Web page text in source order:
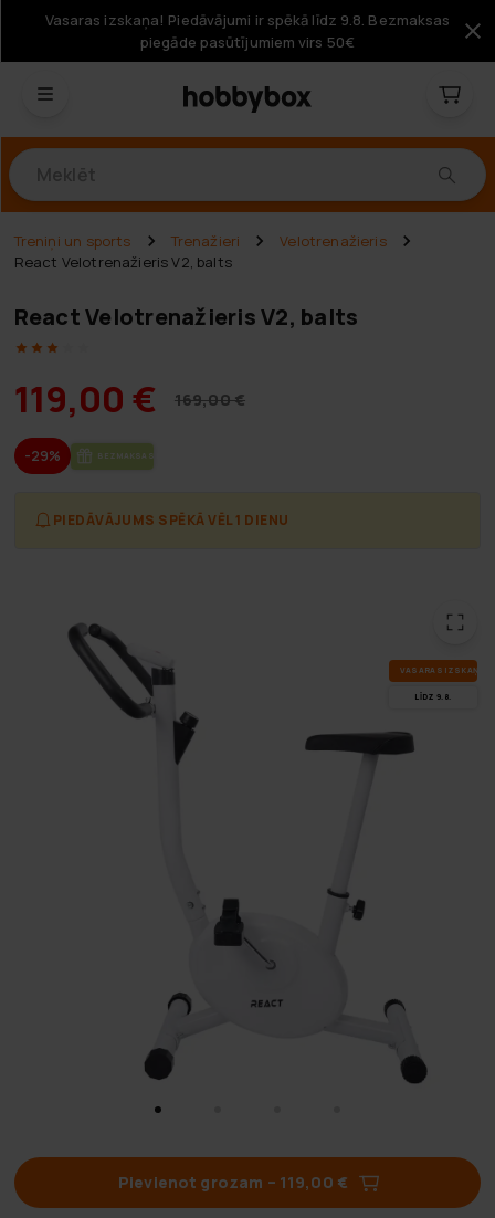
Vasaras izskaņa! Piedāvājumi ir spēkā līdz 9.8. Bezmaksas
piegāde pasūtījumiem virs 50€
Treniņi un sports Trenažieri
Velotrenažieris
React Velotrenažieris V2, balts
React Velotrenažieris V2, balts
119,00 € 169,00 €
-29% BEZ­MAK­SAS PIE­GĀ­DE
PIEDĀVĀJUMS SPĒKĀ VĒL 1 DIENU
VA­SA­RAS IZ­SKA­ŅA
LĪDZ 9.8.
Pievienot grozam – 119,00 €